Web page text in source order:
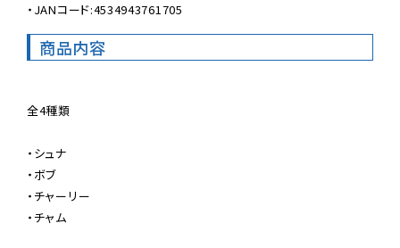
・JANコード:4534943761705
商品内容
全4種類
・シュナ
・ボブ
・チャーリー
・チャム